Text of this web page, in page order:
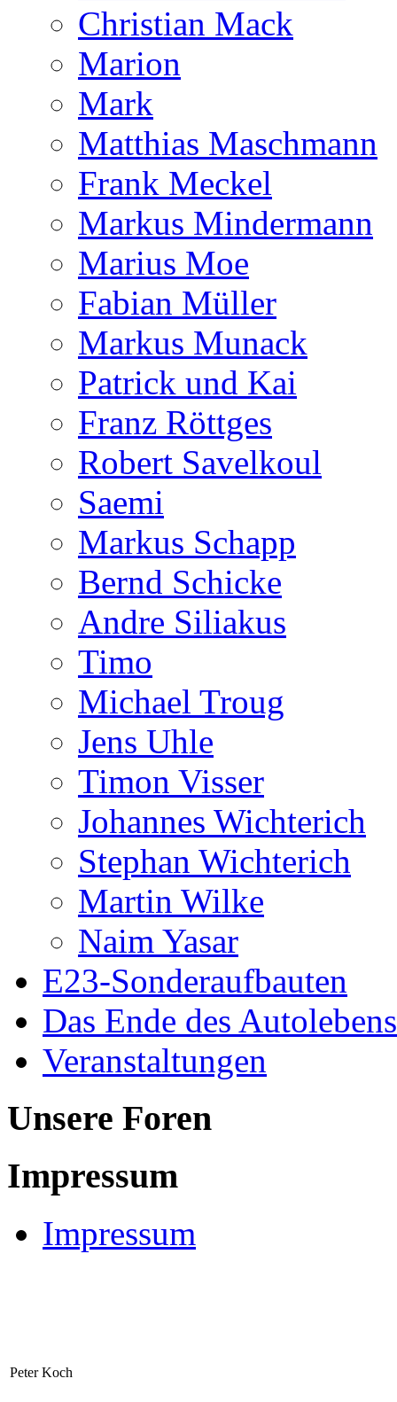
Christian Mack
Marion
Mark
Matthias Maschmann
Frank Meckel
Markus Mindermann
Marius Moe
Fabian Müller
Markus Munack
Patrick und Kai
Franz Röttges
Robert Savelkoul
Saemi
Markus Schapp
Bernd Schicke
Andre Siliakus
Timo
Michael Troug
Jens Uhle
Timon Visser
Johannes Wichterich
Stephan Wichterich
Martin Wilke
Naim Yasar
E23-Sonderaufbauten
Das Ende des Autolebens
Veranstaltungen
Unsere Foren
Impressum
Impressum
Peter Koch